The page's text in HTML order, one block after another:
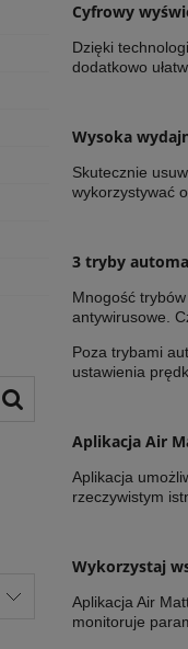
Cyfrowy
Dzięki
dodatkowo
Wysoka
Skutecznie
wykorzystywać
3 tryby
Mnogość
antywirusowe.
Poza trybami
ustawienia
Aplikacja Air
Aplikacja
rzeczywistym
Wykorzystaj
Aplikacja Air
monitoruje